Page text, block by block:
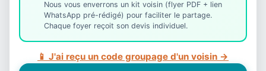
Nous vous enverrons un kit voisin (flyer PDF + lien
WhatsApp pré-rédigé) pour faciliter le partage.
Chaque foyer reçoit son devis individuel.
📱 J'ai reçu un code groupage d'un voisin →